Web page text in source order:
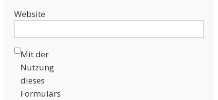
Website
Mit der
Nutzung
dieses
Formulars